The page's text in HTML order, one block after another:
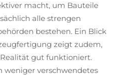
macht, um Bauteile
alle strengen
bestehen. Ein Blick
zeigt zudem,
gut funktioniert.
weniger verschwendetes